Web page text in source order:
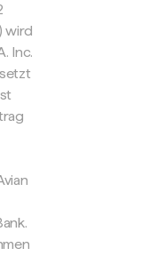
wird
Inc.